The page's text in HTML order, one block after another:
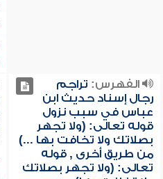
الفهرس: تراجم
رجال إسناد حديث ابن
عباس في سبب نزول
قوله تعالى: (ولا تجهر
بصلاتك ولا تخافت بها ...)
من طريق أخرى , قوله
تعالى: (ولا تجهر بصلاتك